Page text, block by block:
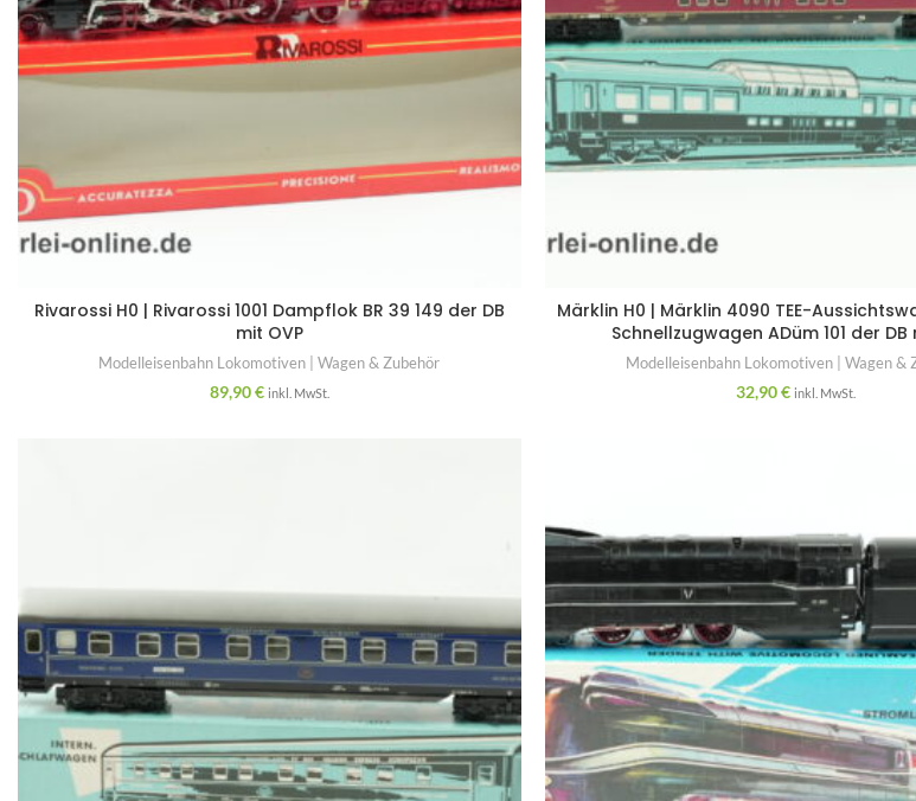
Rivarossi H0 | Rivarossi 1001 Dampflok BR 39 149 der DB
mit OVP
Modelleisenbahn Lokomotiven | Wagen & Zubehör
89,90€ inkl. MwSt.
Märklin H0 | Märklin 4090 TEE-
Schnellzugwagen ADüm 101 der DB
Modelleisenbahn Lokomotiven | Wagen &
32,90€ inkl. MwSt.